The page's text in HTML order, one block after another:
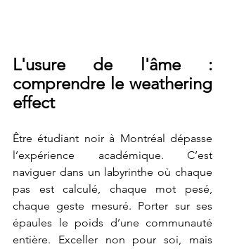
L'usure de l'âme :
comprendre le weathering
effect
Être étudiant noir à Montréal dépasse
l’expérience académique. C’est
naviguer dans un labyrinthe où chaque
pas est calculé, chaque mot pesé,
chaque geste mesuré. Porter sur ses
épaules le poids d’une communauté
entière. Exceller non pour soi, mais